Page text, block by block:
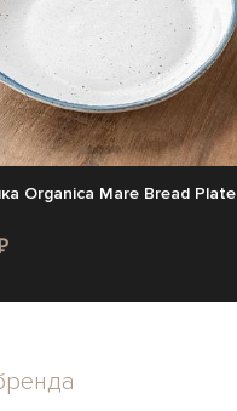
Organica Mare Bread Plate